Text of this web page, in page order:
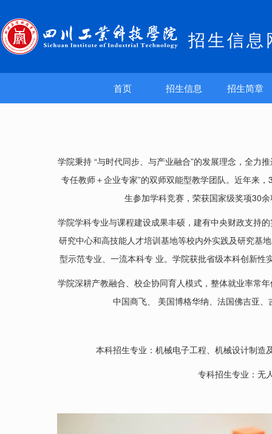
招生信息
首页 招生信息 招生简章
学院秉持 “与时代同步、与产业融合”的发展理念，全力
专任教师＋企业专家”的双师双能型教学团队。近年来
生参加学科竞赛，荣获国家级奖项30
学院学科专业与课程建设成果丰硕，建有中央财政支持
研究中心和高技能人才培训基地等校内外实践及研究基
型示范专业、一流本科专 业。学院获批省级本科创新
学院深耕产教融合、校企协同育人模式，整体就业率常
中国商飞、 美国博格华纳、法国佛吉亚
本科招生专业：机械电子工程、机械设计制造
专科招生专业：无